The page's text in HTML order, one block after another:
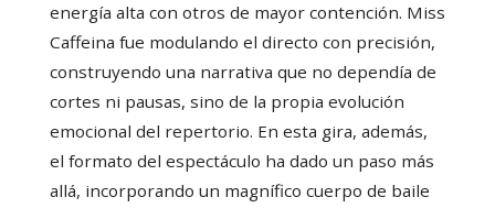
energía alta con otros de mayor contención. Miss
Caffeina fue modulando el directo con precisión,
construyendo una narrativa que no dependía de
cortes ni pausas, sino de la propia evolución
emocional del repertorio. En esta gira, además,
el formato del espectáculo ha dado un paso más
allá, incorporando un magnífico cuerpo de baile